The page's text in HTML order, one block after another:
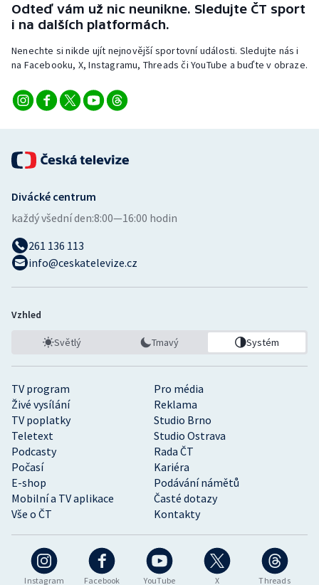
Odteď vám už nic neunikne. Sledujte ČT sport
i na dalších platformách.
Nenechte si nikde ujít nejnovější sportovní události. Sledujte nás i
na Facebooku, X, Instagramu, Threads či YouTube a buďte v obraze.
Instagram Facebook YouTube X Threads
TV program
Pro média
Živé vysílání
Reklama
TV poplatky
Studio Brno
Teletext
Studio Ostrava
Podcasty
Rada ČT
Počasí
Kariéra
E-shop
Podávání námětů
Mobilní a TV aplikace
Časté dotazy
Vše o ČT
Kontakty
Divácké centrum
každý všední den:8:00—16:00 hodin
261 136 113
info@ceskatelevize.cz
Vzhled
Světlý Tmavý Systém